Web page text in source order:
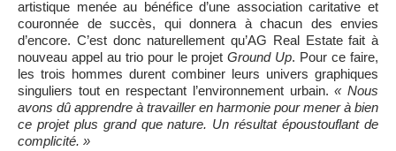
artistique menée au bénéfice d’une association caritative et
couronnée de succès, qui donnera à chacun des envies
d’encore. C’est donc naturellement qu’AG Real Estate fait à
nouveau appel au trio pour le projetGround Up. Pour ce faire,
les trois hommes durent combiner leurs univers graphiques
singuliers tout en respectant l’environnement urbain.« Nous
avons dû apprendre à travailler en harmonie pour mener à bien
ce projet plus grand que nature. Un résultat époustouflant de
complicité. »